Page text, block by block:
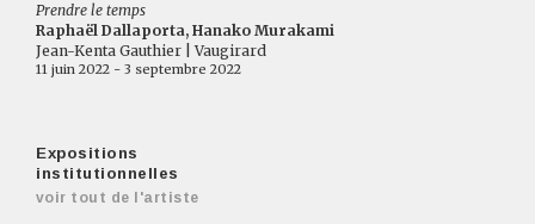
Prendre le temps
Raphaël Dallaporta, Hanako Murakami
Jean-Kenta Gauthier | Vaugirard
11 juin 2022 - 3 septembre 2022
Expositions
institutionnelles
voir tout de l'artiste